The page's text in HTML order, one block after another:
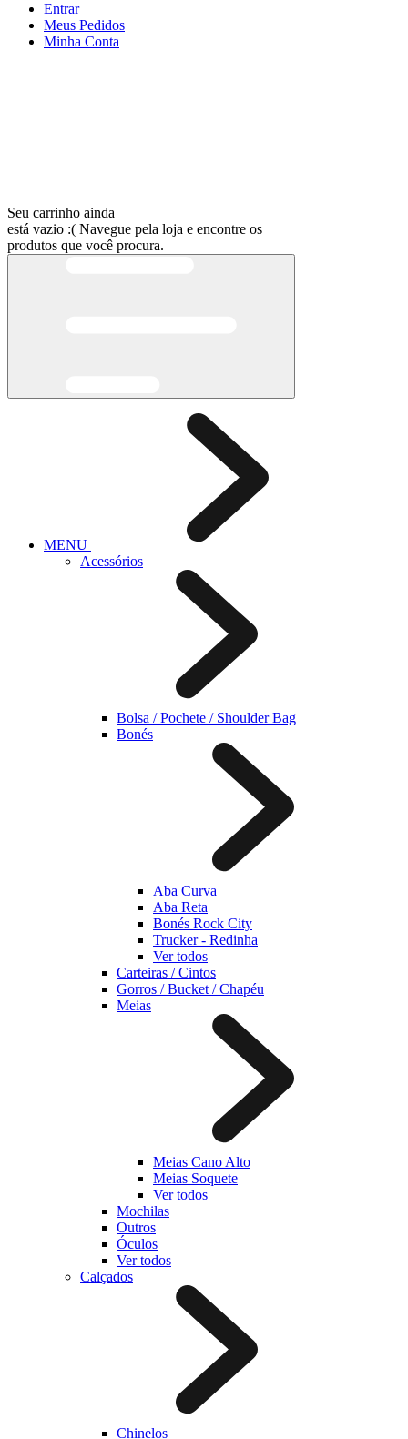
Entrar
Meus Pedidos
Minha Conta
Seu carrinho ainda
está vazio :( Navegue pela loja e encontre os
produtos que você procura.
MENU
Acessórios
Bolsa / Pochete / Shoulder Bag
Bonés
Aba Curva
Aba Reta
Bonés Rock City
Trucker - Redinha
Ver todos
Carteiras / Cintos
Gorros / Bucket / Chapéu
Meias
Meias Cano Alto
Meias Soquete
Ver todos
Mochilas
Outros
Óculos
Ver todos
Calçados
Chinelos